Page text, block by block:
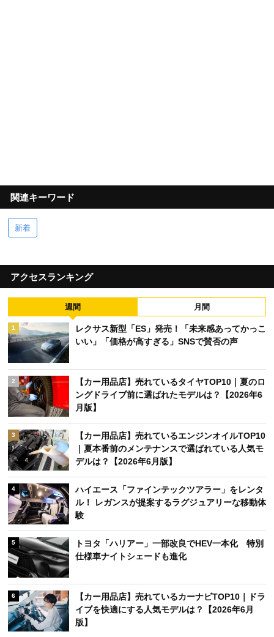
関連キーワード
新着
アクセスランキング
週間 月間
1
レクサス新型「ES」発売！「未来感あってかっこ
いい」「価格が高すぎる」SNSで賛否の声
2
【カー用品店】売れているタイヤTOP10｜夏のロ
ングドライブ前に選ばれたモデルは？【2026年6
月版】
3
【カー用品店】売れているエンジンオイルTOP10
｜夏本番前のメンテナンスで選ばれている人気モ
デルは？【2026年6月版】
4
ハイエース「ファインテックツアラー」をレンタ
ル！ レガンスが提案するラグジュアリーな移動体
験
5
トヨタ「ハリアー」一部改良でHEV一本化 特別
仕様車ナイトシェードも進化
6
【カー用品店】売れているカーナビTOP10｜ドラ
イブを快適にする人気モデルは？【2026年6月
版】